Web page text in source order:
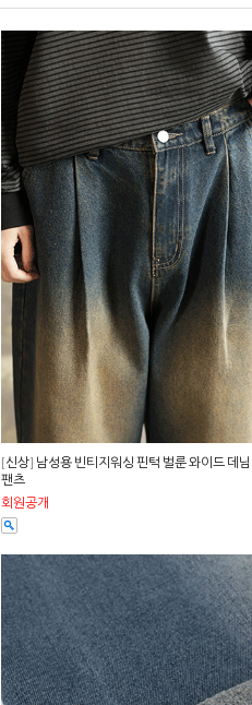
[신상] 남성용 빈티지워싱 핀턱 벌룬 와이드 데님
팬츠
회원공개